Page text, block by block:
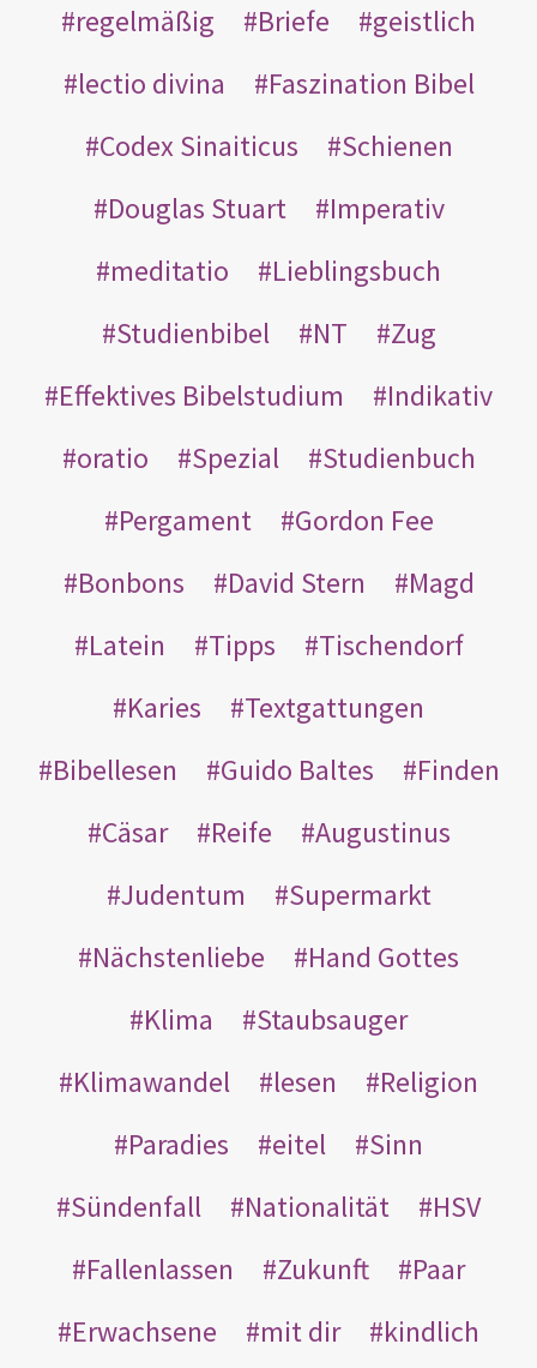
regelmäßig
Briefe
geistlich
lectio divina
Faszination Bibel
Codex Sinaiticus
Schienen
Douglas Stuart
Imperativ
meditatio
Lieblingsbuch
Studienbibel
NT
Zug
Effektives Bibelstudium
Indikativ
oratio
Spezial
Studienbuch
Pergament
Gordon Fee
Bonbons
David Stern
Magd
Latein
Tipps
Tischendorf
Karies
Textgattungen
Bibellesen
Guido Baltes
Finden
Cäsar
Reife
Augustinus
Judentum
Supermarkt
Nächstenliebe
Hand Gottes
Klima
Staubsauger
Klimawandel
lesen
Religion
Paradies
eitel
Sinn
Sündenfall
Nationalität
HSV
Fallenlassen
Zukunft
Paar
Erwachsene
mit dir
kindlich